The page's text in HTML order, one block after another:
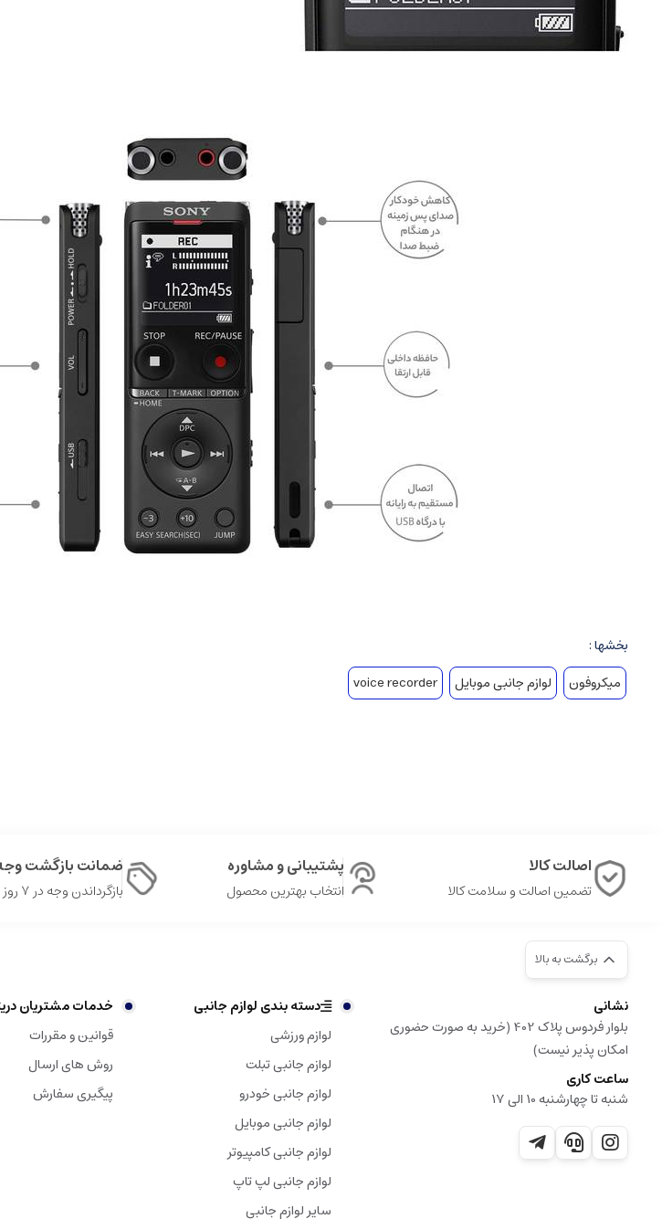
بخشها :
میکروفون
لوازم جانبی موبایل voice recorder
اصالت کالا
تضمین اصالت و سلامت کالا
پشتیبانی و مشاوره
انتخاب بهترین محصول
ضمانت بازگشت
بازگرداندن وجه در ۷ روز
برگشت به بالا
نشانی
بلوار فردوس پلاک 402 (خرید به صورت حضوری
امکان پذیر نیست)
ساعت کاری
شنبه تا چهارشنبه 10 الی 17
دسته بندی لوازم جانبی
لوازم ورزشی
لوازم جانبی تبلت
لوازم جانبی خودرو
لوازم جانبی موبایل
لوازم جانبی کامپیوتر
لوازم جانبی لپ تاپ
سایر لوازم جانبی
خدمات مشتریان
قوانین و مقررات
روش های ارسال
پیگیری سفارش